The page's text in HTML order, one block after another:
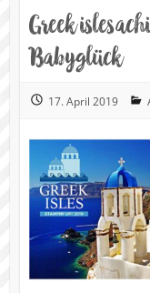
Greek isles
Babyglück
17. April 2019